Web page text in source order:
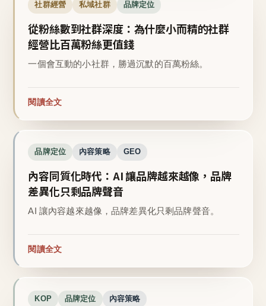
社群經營 私域社群 品牌定位
從粉絲數到社群深度：為什麼小而精的社群
經營比百萬粉絲更值錢
一個會互動的小社群，勝過沉默的百萬粉絲。
閱讀全文
品牌定位 內容策略 GEO
內容同質化時代：AI 讓品牌越來越像，品牌
差異化只剩品牌聲音
AI 讓內容越來越像，品牌差異化只剩品牌聲音。
閱讀全文
KOP 品牌定位 內容策略